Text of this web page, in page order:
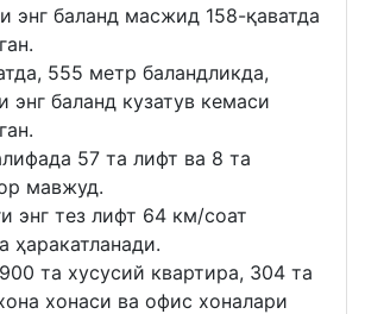
энг баланд масжид 158-қаватда
555 метр баландликда,
энг баланд кузатув кемаси
57 та лифт ва 8 та
мавжуд.
энг тез лифт 64 км/соат
ҳаракатланади.
та хусусий квартира, 304 та
хонаси ва офис хоналари